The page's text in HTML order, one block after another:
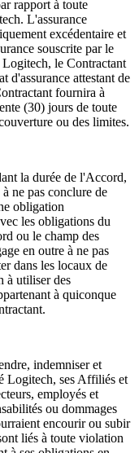
rapport à toute
L'assurance
excédentaire et
souscrite par le
le Contractant
d'assurance attestant de
fournira à
(30) jours de toute
ou des limites.
la durée de l'Accord,
ne pas conclure de
obligation
les obligations du
ou le champ des
en outre à ne pas
dans les locaux de
à utiliser des
à quiconque
indemniser et
Logitech, ses Affiliés et
employés et
ou dommages
encourir ou subir
liés à toute violation